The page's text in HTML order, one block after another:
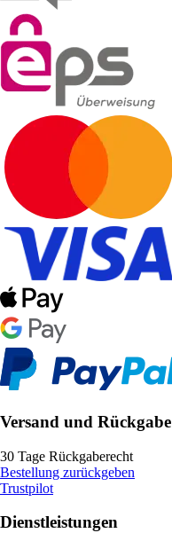
Versand und Rückgabe
30 Tage Rückgaberecht
Bestellung zurückgeben
Trustpilot
Dienstleistungen